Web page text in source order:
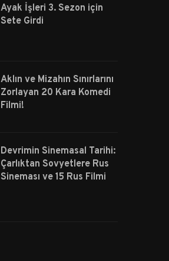
Ayak İşleri 3. Sezon için
Sete Girdi
Aklın ve Mizahın Sınırlarını
Zorlayan 20 Kara Komedi
Filmi!
Devrimin Sinemasal Tarihi:
Çarlıktan Sovyetlere Rus
Sineması ve 15 Rus Filmi